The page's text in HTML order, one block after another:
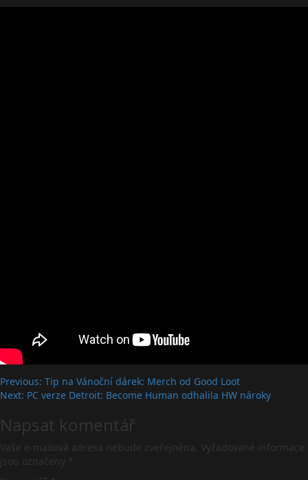
Post
navigation
Previous: Tip na Vánoční dárek: Merch od Good Loot
Next: PC verze Detroit: Become Human odhalila HW nároky
Napsat komentář
Vaše e-mailová adresa nebude zveřejněna. Vyžadované informace
jsou označeny *